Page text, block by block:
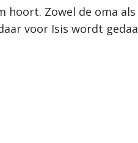
hoort. Zowel de oma als
voor Isis wordt